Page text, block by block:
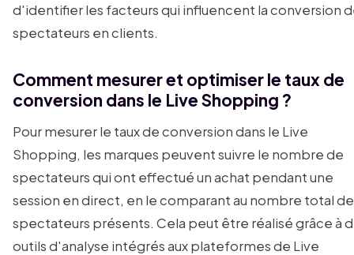
d'identifier les facteurs qui influencent la conversion
spectateurs en clients.
Comment mesurer et optimiser le taux de
conversion dans le Live Shopping ?
Pour mesurer le taux de conversion dans le Live
Shopping, les marques peuvent suivre le nombre de
spectateurs qui ont effectué un achat pendant une
session en direct, en le comparant au nombre total de
spectateurs présents. Cela peut être réalisé grâce à
outils d'analyse intégrés aux plateformes de Live